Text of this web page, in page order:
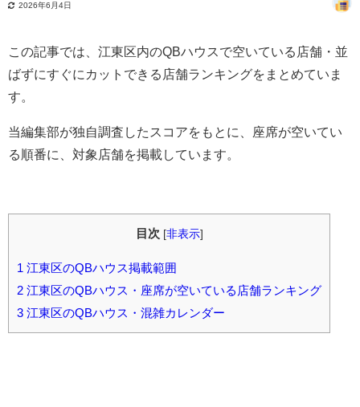
2026年6月4日
この記事では、江東区内のQBハウスで空いている店舗・並
ばずにすぐにカットできる店舗ランキングをまとめていま
す。
当編集部が独自調査したスコアをもとに、座席が空いてい
る順番に、対象店舗を掲載しています。
目次 [非表示]
1 江東区のQBハウス掲載範囲
2 江東区のQBハウス・座席が空いている店舗ランキング
3 江東区のQBハウス・混雑カレンダー